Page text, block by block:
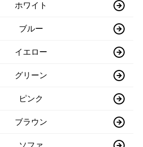
ホワイト
ブルー
イエロー
グリーン
ピンク
ブラウン
ソファ